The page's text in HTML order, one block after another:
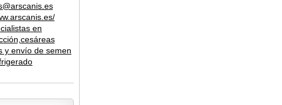
en
y envío de semen